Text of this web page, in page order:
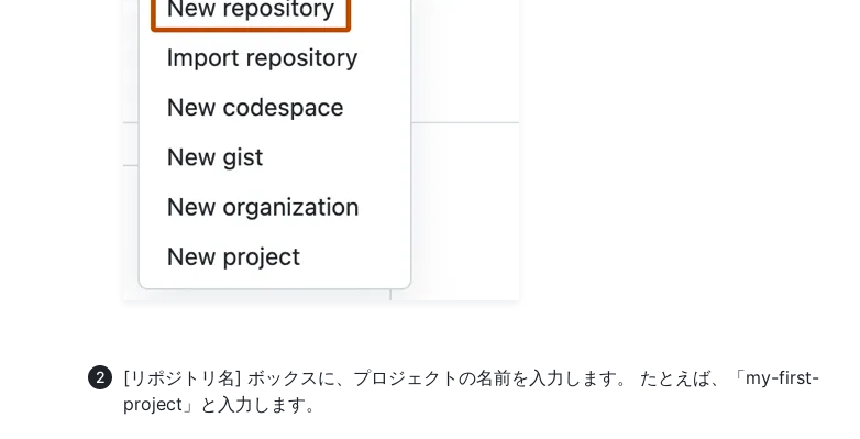
[リポジトリ名] ボックスに、プロジェクトの名前を入力します。 たとえば、「my-first-
project」と入力します。